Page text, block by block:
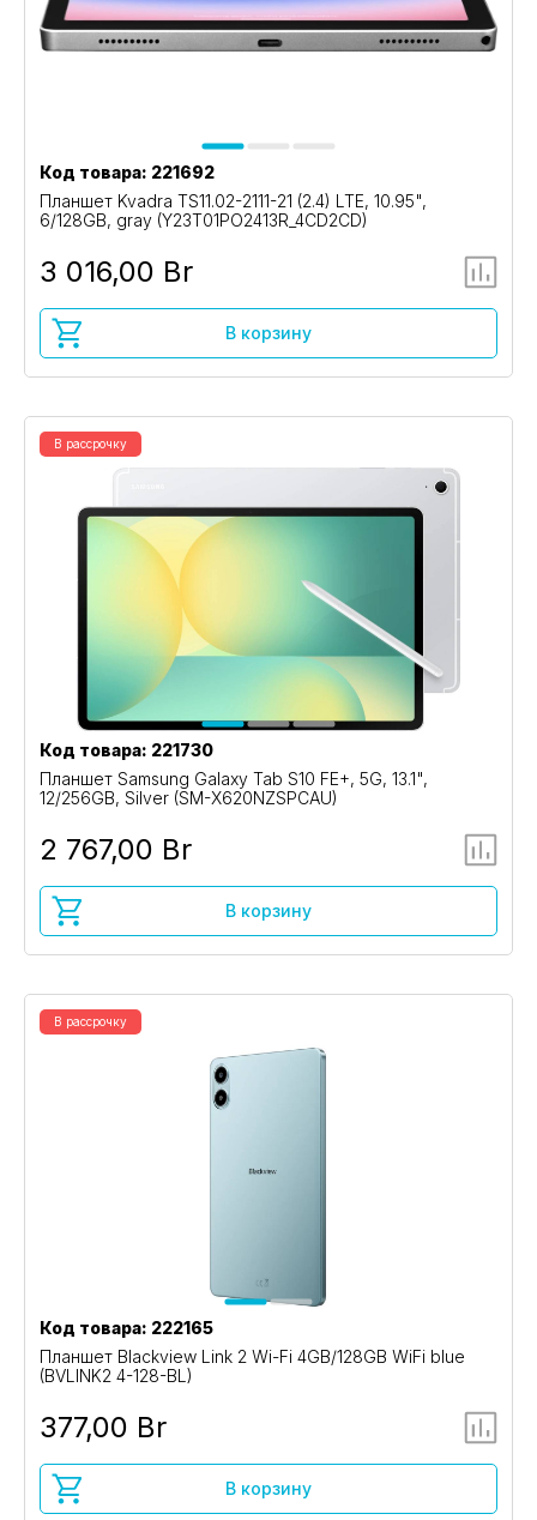
Код товара: 221692
Планшет Kvadra TS11.02-2111-21 (2.4) LTE, 10.95",
6/128GB, gray (Y23T01PO2413R_4CD2CD)
3 016,00 Br
В корзину
В рассрочку
Код товара: 221730
Планшет Samsung Galaxy Tab S10 FE+, 5G, 13.1",
12/256GB, Silver (SM-X620NZSPCAU)
2 767,00 Br
В корзину
В рассрочку
Код товара: 222165
Планшет Blackview Link 2 Wi-Fi 4GB/128GB WiFi blue
(BVLINK2 4-128-BL)
377,00 Br
В корзину